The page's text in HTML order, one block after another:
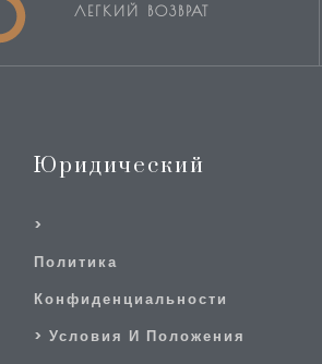
ЛЕГКИЙ ВОЗВРАТ
Юридический
Политика
Конфиденциальности
Условия И Положения